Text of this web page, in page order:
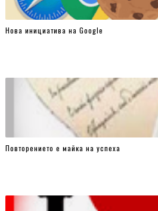
Нова инициатива на Google
Повторението е майка на успеха